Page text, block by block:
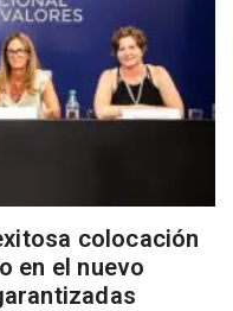
colocación
en el nuevo